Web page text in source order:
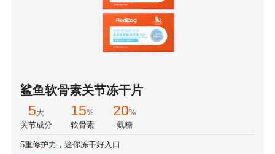
鲨鱼软骨素关节冻干片
5大
关节成分
15%
软骨素
20%
氨糖
5重修护力，迷你冻干好入口